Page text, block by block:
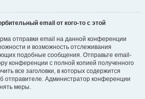
email от кого-то с этой
отправки email на данной конференции
и возможность отслеживания
подобные сообщения. Отправьте email-
конференции с полной копией полученного
все заголовки, в которых содержится
отправителе. Администратор конференции
меры.